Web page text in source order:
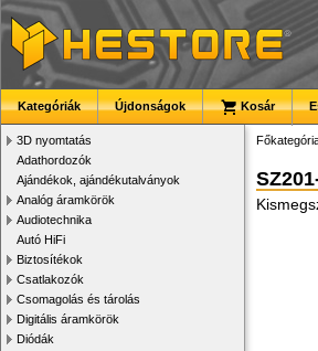
Kategóriák Újdonságok Kosár
3D nyomtatás
Adathordozók
Ajándékok, ajándékutalványok
Analóg áramkörök
Audiotechnika
Autó HiFi
Biztosítékok
Csatlakozók
Csomagolás és tárolás
Digitális áramkörök
Diódák